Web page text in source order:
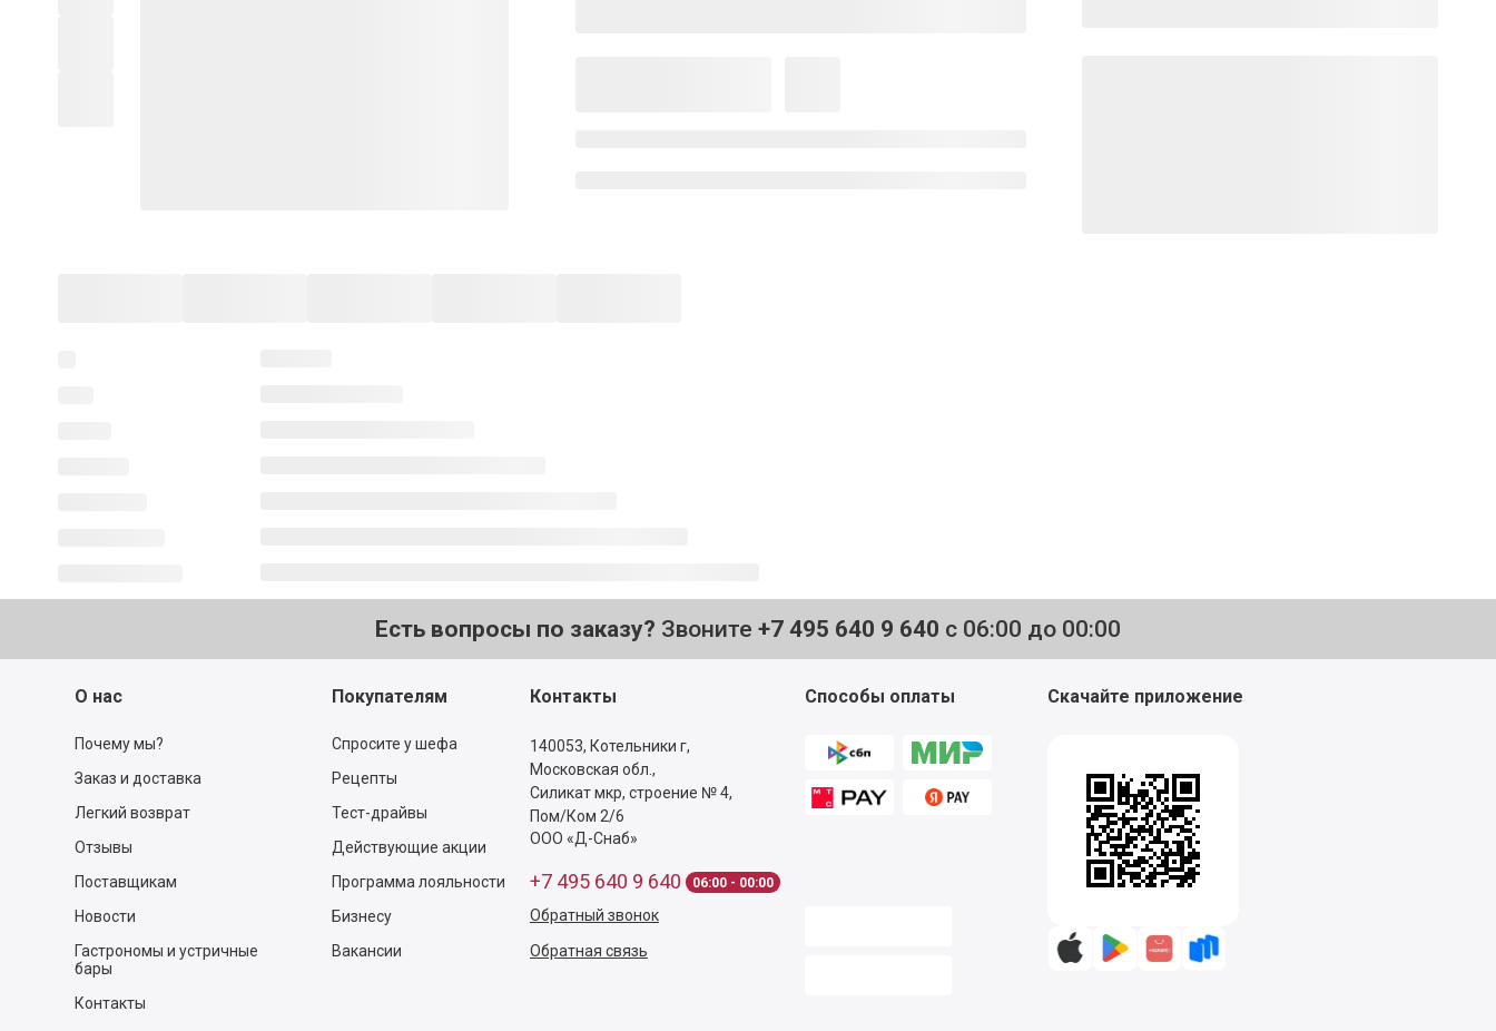
Есть вопросы по заказу? Звоните +7 495 640 9 640 с 06:00 до 00:00
О нас
Почему мы?
Заказ и доставка
Легкий возврат
Отзывы
Поставщикам
Новости
Гастрономы и устричные
бары
Контакты
Покупателям
Спросите у шефа
Рецепты
Тест-драйвы
Действующие акции
Программа лояльности
Бизнесу
Вакансии
Контакты
140053, Котельники г,
Московская обл.,
Силикат мкр, строение № 4,
Пом/Ком 2/6
ООО «Д-Снаб»
+7 495 640 9 640 06:00 - 00:00
Обратный звонок
Обратная связь
Способы оплаты Скачайте приложение